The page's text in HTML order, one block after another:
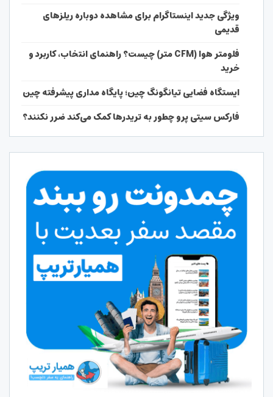
ویژگی جدید اینستاگرام برای مشاهده دوباره ریلزهای
قدیمی
فلومتر هوا (CFM متر) چیست؟ راهنمای انتخاب، کاربرد و
خرید
ایستگاه فضایی تیانگونگ چین؛ پایگاه مداری پیشرفته چین
فارکس سیتی پرو چطور به تریدرها کمک می‌کند ضرر نکنند؟